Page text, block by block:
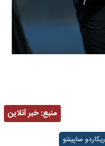
منبع:خبر آنلاین
ریکاردو ساپینتو